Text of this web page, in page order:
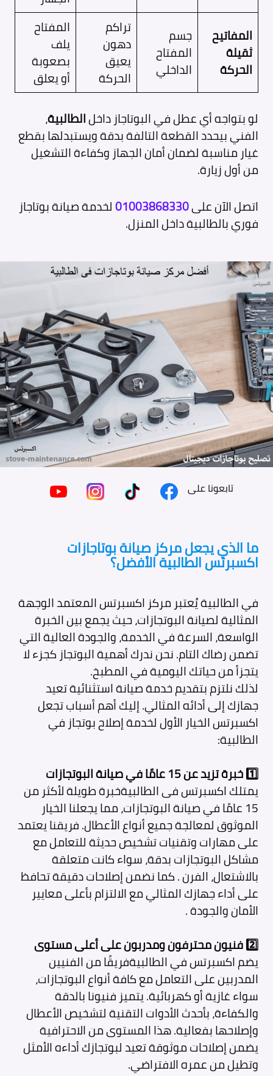
المفاتيح
ثقيلة
الحركة
جسم
المفتاح
الداخلي
تراكم
دهون
يعيق
الحركة
المفتاح
يلف
بصعوبة
أو يعلق
لو بتواجه أي عطل في البوتاجاز داخلالطالبية،
الفني بيحدد القطعة التالفة بدقة ويستبدلها بقطع
غيار مناسبة لضمان أمان الجهاز وكفاءة التشغيل
من أول زيارة.
اتصل الآن على01003868330لخدمة صيانة بوتاجاز
فوري بالطالبية داخل المنزل.
تابعونا على
ما الذي يجعل مركز صيانة بوتاجازات
اكسبرتس الطالبية الأفضل؟
في الطالبية يُعتبر مركز اكسبرتس المعتمد الوجهة
المثالية لصيانة البوتجازات، حيث يجمع بين الخبرة
الواسعة، السرعة في الخدمة، والجودة العالية التي
تضمن رضاك التام. نحن ندرك أهمية البوتجاز كجزء لا
يتجزأ من حياتك اليومية في المطبخ.
لذلك نلتزم بتقديم خدمة صيانة استثنائية تعيد
جهازك إلى أدائه المثالي. إليك أهم أسباب تجعل
اكسبرتس الخيار الأول لخدمة إصلاح بوتجاز في
الطالبية:
1️⃣ خبرة تزيد عن 15 عامًا في صيانة البوتجازات
يمتلك اكسبرتس فى الطالبيةخبرة طويلة لأكثر من
15 عامًا في صيانة البوتجازات، مما يجعلنا الخيار
الموثوق لمعالجة جميع أنواع الأعطال. فريقنا يعتمد
على مهارات وتقنيات تشخيص حديثة للتعامل مع
مشاكل البوتجازات بدقة، سواء كانت متعلقة
بالاشتعال، الفرن . كما نضمن إصلاحات دقيقة تحافظ
على أداء جهازك المثالي مع الالتزام بأعلى معايير
الأمان والجودة .
2️⃣ فنيون محترفون ومدربون على أعلى مستوى
يضم اكسبرتس في الطالبيةفريقًا من الفنيين
المدربين على التعامل مع كافة أنواع البوتجازات،
سواء غازية أو كهربائية. يتميز فنيونا بالدقة
والكفاءة، بأحدث الأدوات التقنية لتشخيص الأعطال
وإصلاحها بفعالية. هذا المستوى من الاحترافية
يضمن إصلاحات موثوقة تعيد لبوتجازك أداءه الأمثل
وتطيل من عمره الافتراضي.